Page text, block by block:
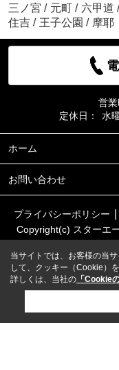
三ノ宮 / 元町 / 六甲道 /
住吉 / 王子公園 / 摩耶
営業
定休日：
水
ホーム
お問い合わせ
プライバシーポリシー
Copyright(c) スターエ
当サイトでは、お客様の当
して、クッキー（Cookie）
詳しくは、当社の 「Cookie